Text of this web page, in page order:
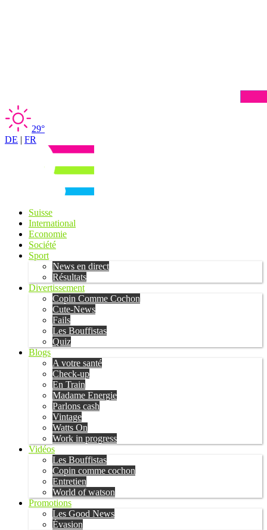
29°
DE | FR
Suisse
International
Economie
Société
Sport
News en direct
Résultats
Divertissement
Copin Comme Cochon
Cute-News
Fails
Les Bouffistas
Quiz
Blogs
A votre santé
Check-up
En Train
Madame Energie
Parlons cash
Vintage
Watts On
Work in progress
Vidéos
Les Bouffistas
Copin comme cochon
Entretien
World of watson
Promotions
Les Good News
Évasion